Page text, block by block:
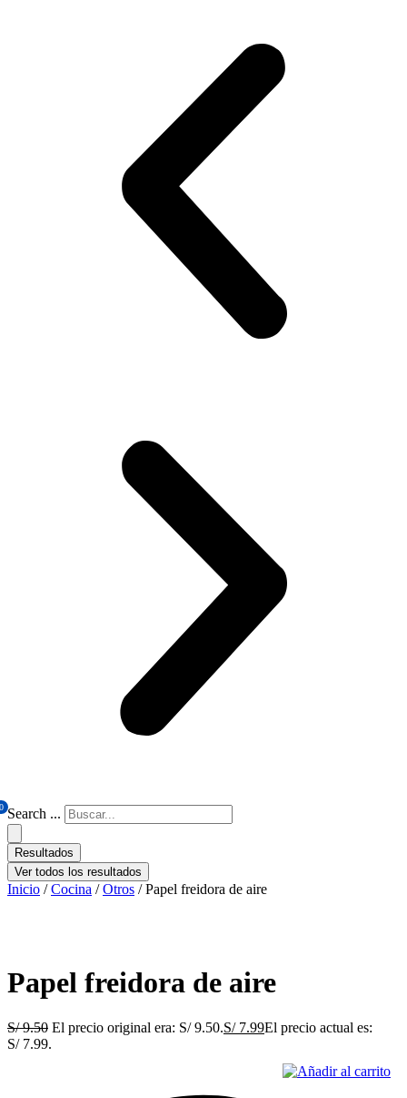
0 Search ...
Resultados
Ver todos los resultados
Inicio /Cocina /Otros / Papel freidora de aire
Papel freidora de aire
S/9.50 El precio original era: S/ 9.50.S/7.99El precio actual es:
S/ 7.99.